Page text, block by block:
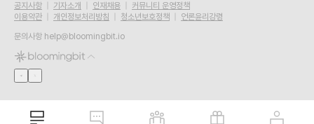
공지사항 기자소개 인재채용
커뮤니티 운영정책
이용약관
개인정보처리방침 청소년보호정책
언론윤리강령
문의사항 help@bloomingbit.io